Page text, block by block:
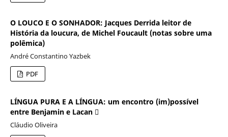
O LOUCO E O SONHADOR: Jacques Derrida leitor de
História da loucura, de Michel Foucault (notas sobre uma
polêmica)
André Constantino Yazbek
PDF
LÍNGUA PURA E A LÍNGUA: um encontro (im)possível
entre Benjamin e Lacan 
Cláudio Oliveira